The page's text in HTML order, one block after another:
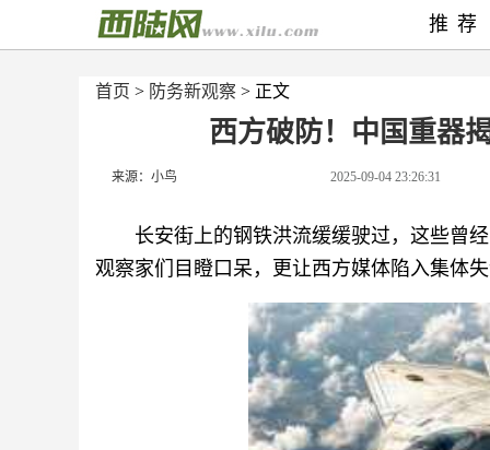
首页 > 防务新观察 > 正文
西方破防！中国重器
来源：小鸟 2025-09-04 23:26:31
长安街上的钢铁洪流缓缓驶过，这些曾
观察家们目瞪口呆，更让西方媒体陷入集体
推荐